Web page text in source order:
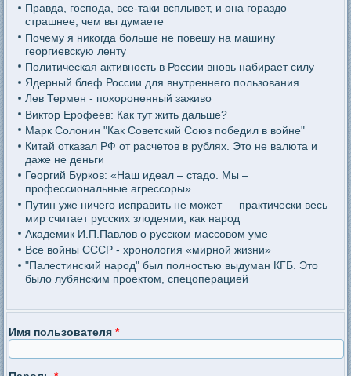
Правда, господа, все-таки всплывет, и она гораздо
страшнее, чем вы думаете
Почему я никогда больше не повешу на машину
георгиевскую ленту
Политическая активность в России вновь набирает силу
Ядерный блеф России для внутреннего пользования
Лев Термен - похороненный заживо
Виктор Ерофеев: Как тут жить дальше?
Марк Солонин "Как Советский Союз победил в войне"
Китай отказал РФ от расчетов в рублях. Это не валюта и
даже не деньги
Георгий Бурков: «Наш идеал – стадо. Мы –
профессиональные агрессоры»
Путин уже ничего исправить не может — практически весь
мир считает русских злодеями, как народ
Академик И.П.Павлов о русском массовом уме
Все войны СССР - хронология «мирной жизни»
"Палестинский народ" был полностью выдуман КГБ. Это
было лубянским проектом, спецоперацией
Имя пользователя*